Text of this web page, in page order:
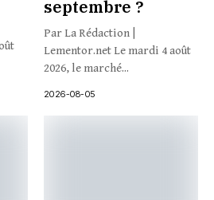
septembre ?
Par La Rédaction |
Lementor.net Le mardi 4 août
2026, le marché...
2026-08-05